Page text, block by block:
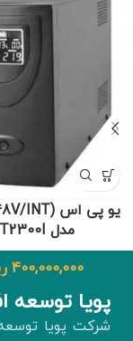
مدل LT2300I
400,000,000
پويا توسعه
شركت پويا